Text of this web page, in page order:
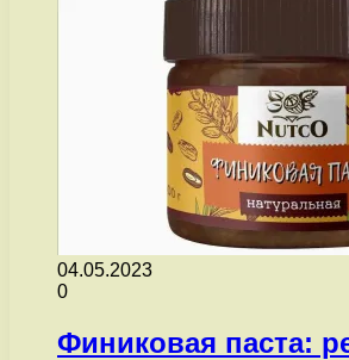
04.05.2023
0
Финиковая паста: